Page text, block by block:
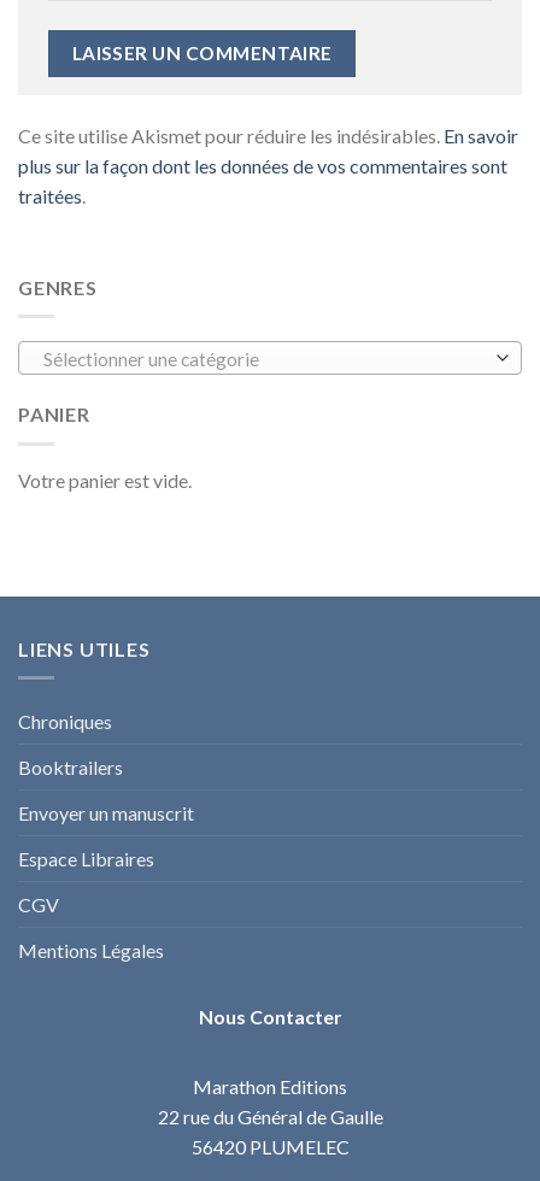
Ce site utilise Akismet pour réduire les indésirables. En savoir
plus sur la façon dont les données de vos commentaires sont
traitées.
GENRES
Sélectionner une catégorie
PANIER
Votre panier est vide.
LIENS UTILES
Chroniques
Booktrailers
Envoyer un manuscrit
Espace Libraires
CGV
Mentions Légales
Nous Contacter
Marathon Editions
22 rue du Général de Gaulle
56420 PLUMELEC